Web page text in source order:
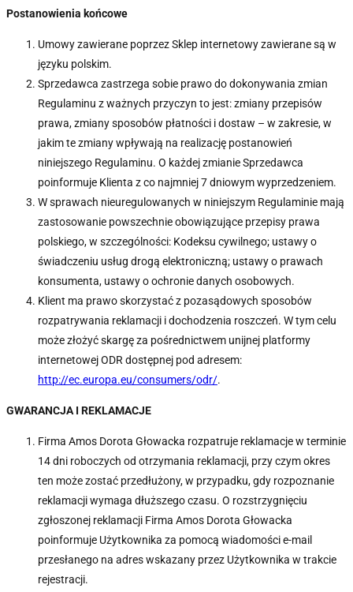
Postanowienia końcowe
Umowy zawierane poprzez Sklep internetowy zawierane są w
języku polskim.
Sprzedawca zastrzega sobie prawo do dokonywania zmian
Regulaminu z ważnych przyczyn to jest: zmiany przepisów
prawa, zmiany sposobów płatności i dostaw – w zakresie, w
jakim te zmiany wpływają na realizację postanowień
niniejszego Regulaminu. O każdej zmianie Sprzedawca
poinformuje Klienta z co najmniej 7 dniowym wyprzedzeniem.
W sprawach nieuregulowanych w niniejszym Regulaminie mają
zastosowanie powszechnie obowiązujące przepisy prawa
polskiego, w szczególności: Kodeksu cywilnego; ustawy o
świadczeniu usług drogą elektroniczną; ustawy o prawach
konsumenta, ustawy o ochronie danych osobowych.
Klient ma prawo skorzystać z pozasądowych sposobów
rozpatrywania reklamacji i dochodzenia roszczeń. W tym celu
może złożyć skargę za pośrednictwem unijnej platformy
internetowej ODR dostępnej pod adresem:
http://ec.europa.eu/consumers/odr/.
GWARANCJA I REKLAMACJE
Firma Amos Dorota Głowacka rozpatruje reklamacje w terminie
14 dni roboczych od otrzymania reklamacji, przy czym okres
ten może zostać przedłużony, w przypadku, gdy rozpoznanie
reklamacji wymaga dłuższego czasu. O rozstrzygnięciu
zgłoszonej reklamacji Firma Amos Dorota Głowacka
poinformuje Użytkownika za pomocą wiadomości e-mail
przesłanego na adres wskazany przez Użytkownika w trakcie
rejestracji.